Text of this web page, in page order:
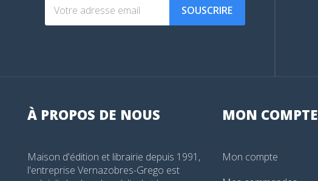
SOUSCRIRE
À PROPOS DE NOUS
Maison d'édition et librairie depuis 1991,
l'entreprise Vernazobres-Grego est
MON COMPTE
Mon compte